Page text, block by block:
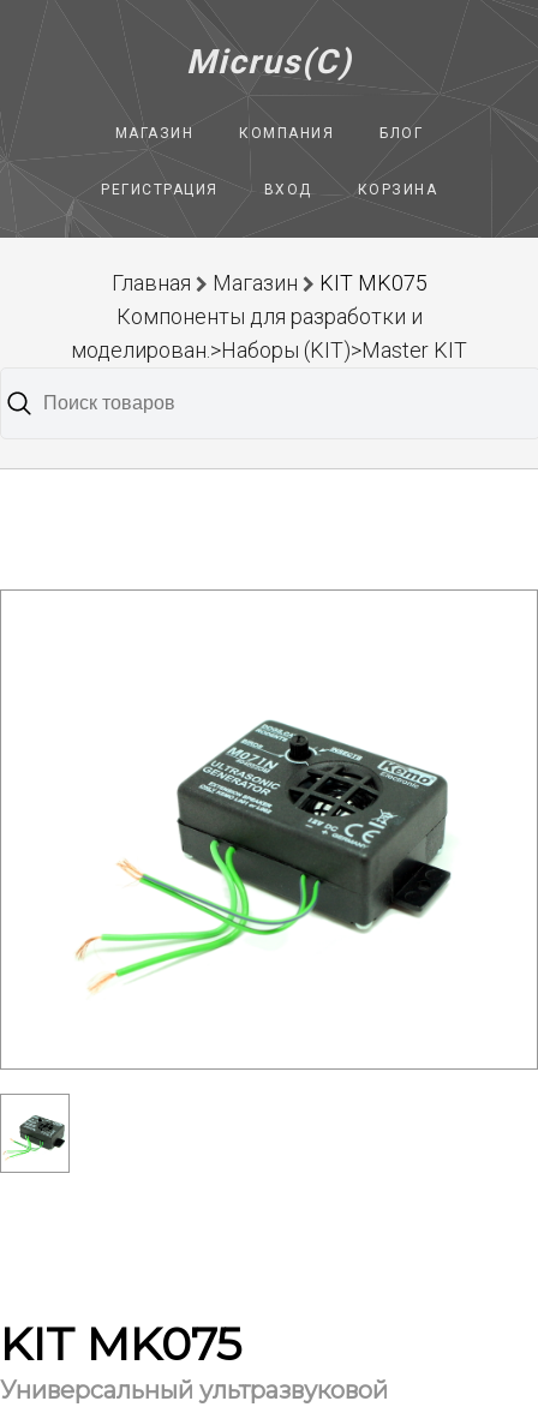
Micrus(C)
МАГАЗИН КОМПАНИЯ БЛОГ
РЕГИСТРАЦИЯ ВХОД КОРЗИНА
Главная Магазин
KIT MK075
Компоненты для разработки и
моделирован.>Наборы (KIT)>Master KIT
KIT MK075
Универсальный ультразвуковой